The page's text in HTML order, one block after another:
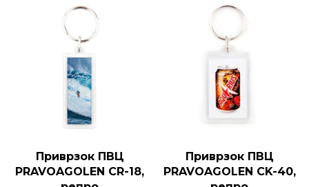
Приврзок ПВЦ
PRAVOAGOLEN CR-18,
Приврзок ПВЦ
PRAVOAGOLEN CK-40,